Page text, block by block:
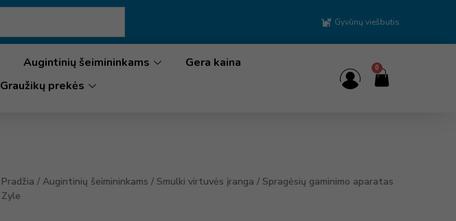
Gyvūnų viešbutis
Augintinių šeimininkams
Gera kaina
Graužikų prekės
0
Pradžia / Augintinių šeimininkams / Smulki virtuvės įranga / Spragėsių gaminimo aparatas
Zyle